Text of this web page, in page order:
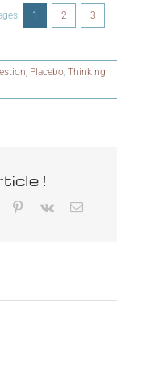
1 2 3
Placebo, Thinking
!
Tumblr Pinterest
Vk Email